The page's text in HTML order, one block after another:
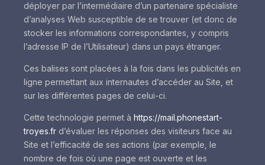
déployer par l’intermédiaire d’un partenaire spécialiste
d’analyses Web susceptible de se trouver (et donc de
stocker les informations correspondantes, y compris
l’adresse IP de l’Utilisateur) dans un pays étranger.
Ces balises sont placées à la fois dans les publicités en
ligne permettant aux internautes d’accéder au Site, et
sur les différentes pages de celui-ci.
Cette technologie permet à https://mail.phonestart-
troyes.fr d’évaluer les réponses des visiteurs face au
Site et l’efficacité de ses actions (par exemple, le
nombre de fois où une page est ouverte et les